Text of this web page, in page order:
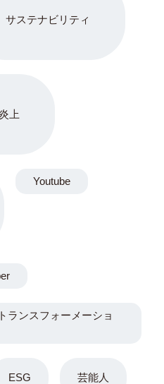
サステナビリティ
上
ESG 芸能人
Youtube
ランスフォーメーショ